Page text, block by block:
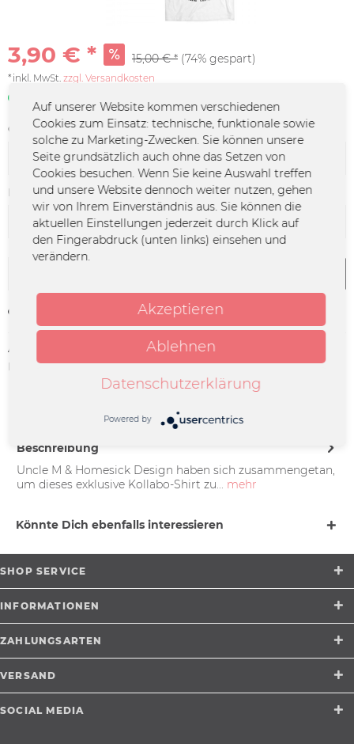
3,90 € * 15,00 € * (74% gespart)
*inkl. MwSt. zzgl. Versandkosten
Größe:
Farbe:
Artikel-Nr.:
UM-0247
Herstellerinfo:
Merchcowboy GmbH & Co. KG
Friedrich-Ebert-Straße 7 | 48153
support@merchcowboy.com
Beschreibung
Uncle M & Homesick Design haben sich zusammengetan,
um dieses exklusive Kollabo-Shirt zu... mehr
Könnte Dich ebenfalls interessieren
SHOP SERVICE
INFORMATIONEN
ZAHLUNGSARTEN
VERSAND
SOCIAL MEDIA
Auf unserer Website kommen verschiedenen
Cookies zum Einsatz: technische, funktionale sowie
solche zu Marketing-Zwecken. Sie können unsere
Seite grundsätzlich auch ohne das Setzen von
Cookies besuchen. Wenn Sie keine Auswahl treffen
und unsere Website dennoch weiter nutzen, gehen
wir von Ihrem Einverständnis aus. Sie können die
aktuellen Einstellungen jederzeit durch Klick auf
den Fingerabdruck (unten links) einsehen und
verändern.
Akzeptieren
Ablehnen
Datenschutzerklärung
Powered by